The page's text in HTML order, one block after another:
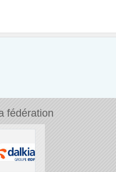
fédération